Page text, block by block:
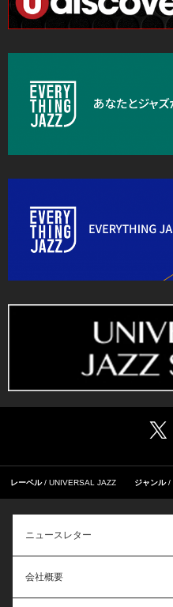
レーベル UNIVERSAL JAZZ ジャンル
ニュースレター
会社概要